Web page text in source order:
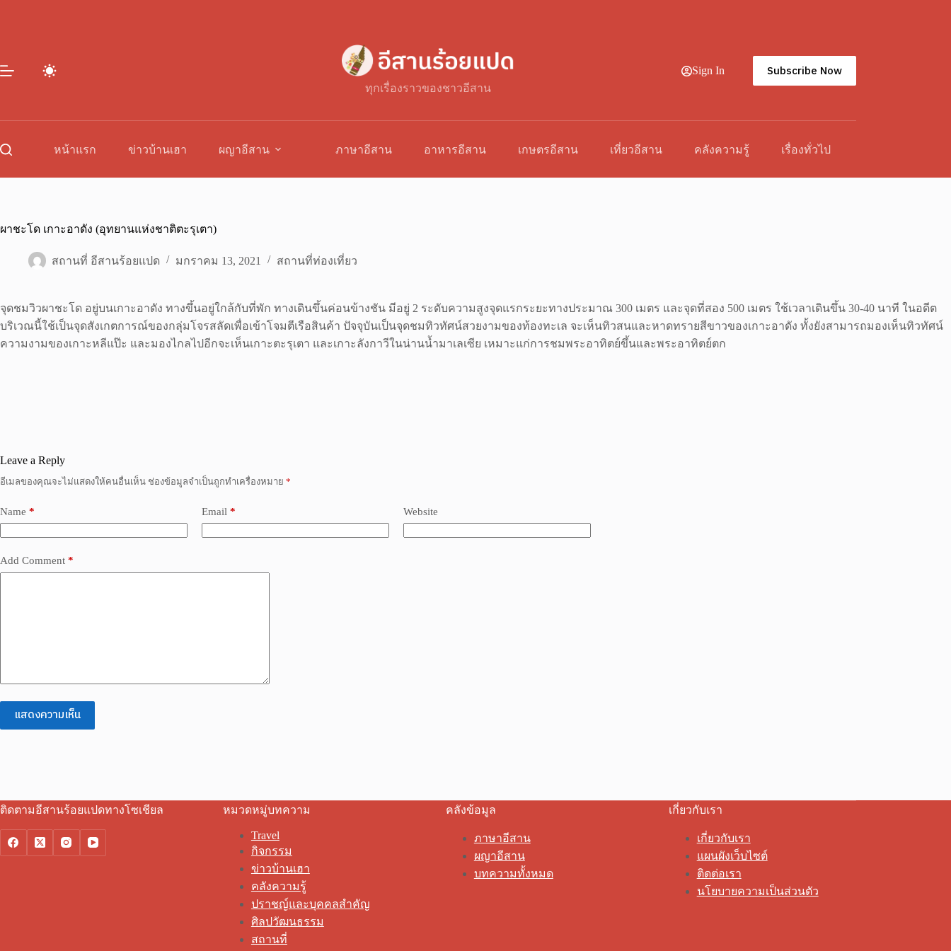
ทุกเรื่องราวของชาวอีสาน
Sign In Subscribe Now
หน้าแรก ข่าวบ้านเฮา ผญาอีสาน ภาษาอีสาน อาหารอีสาน เกษตรอีสาน เที่ยวอีสาน คลังความรู้ เรื่องทั่วไป
ผาชะโด เกาะอาดัง (อุทยานแห่งชาติตะรุเตา)
สถานที่ อีสานร้อยแปด มกราคม 13, 2021 สถานที่ท่องเที่ยว
จุดชมวิวผาชะโด อยู่บนเกาะอาดัง ทางขึ้นอยู่ใกล้กับที่พัก ทางเดินขึ้นค่อนข้างชัน มีอยู่ 2 ระดับความสูงจุดแรกระยะทางประมาณ 300 เมตร และจุดที่สอง 500 เมตร ใช้เวลาเดินขึ้น 30-40 นาที ในอดีต
บริเวณนี้ใช้เป็นจุดสังเกตการณ์ของกลุ่มโจรสลัดเพื่อเข้าโจมตีเรือสินค้า ปัจจุบันเป็นจุดชมทิวทัศน์สวยงามของท้องทะเล จะเห็นทิวสนและหาดทรายสีขาวของเกาะอาดัง ทั้งยังสามารถมองเห็นทิวทัศน์
ความงามของเกาะหลีแป๊ะ และมองไกลไปอีกจะเห็นเกาะตะรุเตา และเกาะลังกาวีในน่านน้ำมาเลเซีย เหมาะแก่การชมพระอาทิตย์ขึ้นและพระอาทิตย์ตก
Leave a Reply
อีเมลของคุณจะไม่แสดงให้คนอื่นเห็น ช่องข้อมูลจำเป็นถูกทำเครื่องหมาย *
Name * Email * Website
Add Comment *
แสดงความเห็น
ติดตามอีสานร้อยแปดทางโซเชียล หมวดหมู่บทความ
Travel
กิจกรรม
ข่าวบ้านเฮา
คลังความรู้
ปราชญ์และบุคคลสำคัญ
ศิลปวัฒนธรรม
สถานที่
คลังข้อมูล
ภาษาอีสาน
ผญาอีสาน
บทความทั้งหมด
เกี่ยวกับเรา
เกี่ยวกับเรา
แผนผังเว็บไซต์
ติดต่อเรา
นโยบายความเป็นส่วนตัว